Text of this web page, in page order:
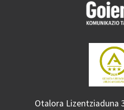
Otalora Lizentziaduna